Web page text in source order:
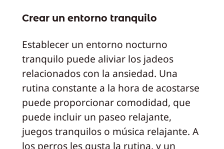
Crear un entorno tranquilo
Establecer un entorno nocturno
tranquilo puede aliviar los jadeos
relacionados con la ansiedad. Una
rutina constante a la hora de acostarse
puede proporcionar comodidad, que
puede incluir un paseo relajante,
juegos tranquilos o música relajante. A
los perros les gusta la rutina, y un